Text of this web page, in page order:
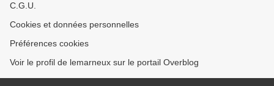
C.G.U.
Cookies et données personnelles
Préférences cookies
Voir le profil de lemarneux sur le portail Overblog